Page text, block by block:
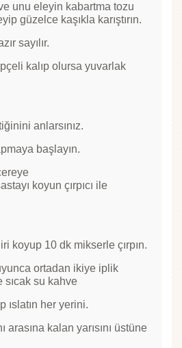
unu eleyin kabartma tozu
güzelce kaşıkla karıştırın.
sayılır.
kalıp olursa yuvarlak
anlarsınız.
başlayın.
koyun çırpıcı ile
koyup 10 dk mikserle çırpın.
ortadan ikiye iplik
sıcak su kahve
ıslatın her yerini.
arasına kalan yarısını üstüne